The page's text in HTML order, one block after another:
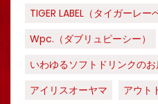
TIGER LABEL（タイガーレー
Wpc.（ダブリュピーシー）
いわゆるソフトドリンクの
アイリスオーヤマ
アウト